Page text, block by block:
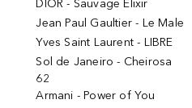
DIOR - Sauvage Elixir
Jean Paul Gaultier - Le Male
Yves Saint Laurent - LIBRE
Sol de Janeiro - Cheirosa
62
Armani - Power of You